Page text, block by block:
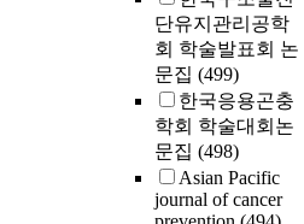
단유지관리공학
회 학술발표회 논
문집 (499)
한국응용곤충
학회 학술대회논
문집 (498)
Asian Pacific
journal of cancer